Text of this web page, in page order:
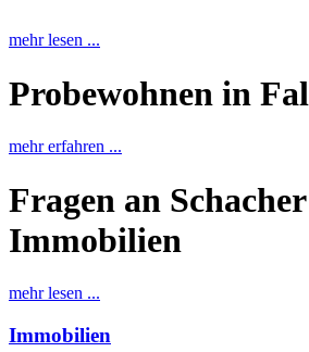
mehr lesen ...
Probewohnen in
mehr erfahren ...
Fragen an Schacher
Immobilien
mehr lesen ...
Immobilien